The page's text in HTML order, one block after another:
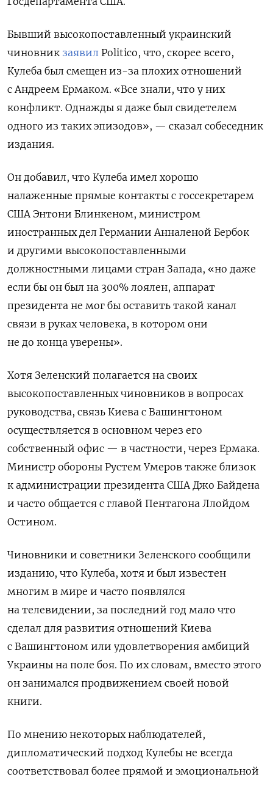
Бывший высокопоставленный украинский
чиновник заявил Politico, что, скорее всего,
Кулеба был смещен из-за плохих отношений
с Андреем Ермаком. «Все знали, что у них
конфликт. Однажды я даже был свидетелем
одного из таких эпизодов», — сказал собеседник
издания.
Он добавил, что Кулеба имел хорошо
налаженные прямые контакты с госсекретарем
США Энтони Блинкеном, министром
иностранных дел Германии Анналеной Бербок
и другими высокопоставленными
должностными лицами стран Запада, «но даже
если бы он был на 300% лоялен, аппарат
президента не мог бы оставить такой канал
связи в руках человека, в котором они
не до конца уверены».
Хотя Зеленский полагается на своих
высокопоставленных чиновников в вопросах
руководства, связь Киева с Вашингтоном
осуществляется в основном через его
собственный офис — в частности, через Ермака.
Министр обороны Рустем Умеров также близок
к администрации президента США Джо Байдена
и часто общается с главой Пентагона Ллойдом
Остином.
Чиновники и советники Зеленского сообщили
изданию, что Кулеба, хотя и был известен
многим в мире и часто появлялся
на телевидении, за последний год мало что
сделал для развития отношений Киева
с Вашингтоном или удовлетворения амбиций
Украины на поле боя. По их словам, вместо этого
он занимался продвижением своей новой
книги.
По мнению некоторых наблюдателей,
дипломатический подход Кулебы не всегда
соответствовал более прямой и эмоциональной